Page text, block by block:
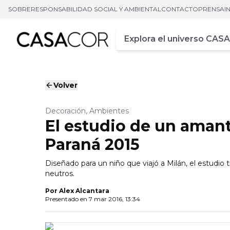
SOBRERESPONSABILIDAD SOCIAL Y AMBIENTALCONTACTOPRENSA
Campo de busca
Ingrese al menos tres
Volver
Decoración, Ambientes
El estudio de un
Paraná 2015
Diseñado para un niño que viajó a Milán, el
neutros.
Por Alex Alcantara
Presentado en 7 mar 2016, 13:34